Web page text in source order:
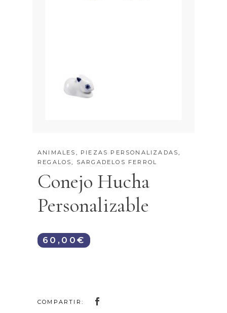
ANIMALES , PIEZAS PERSONALIZADAS,
REGALOS, SARGADELOS FERROL
Conejo Hucha
Personalizable
60,00 €
COMPARTIR: